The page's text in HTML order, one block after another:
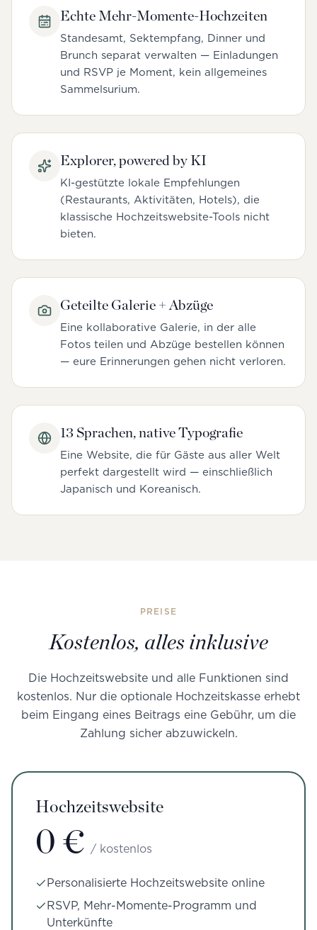
Echte Mehr-Momente-Hochzeiten
Standesamt, Sektempfang, Dinner und
Brunch separat verwalten — Einladungen
und RSVP je Moment, kein allgemeines
Sammelsurium.
Explorer, powered by KI
KI-gestützte lokale Empfehlungen
(Restaurants, Aktivitäten, Hotels), die
klassische Hochzeitswebsite-Tools nicht
bieten.
Geteilte Galerie + Abzüge
Eine kollaborative Galerie, in der alle
Fotos teilen und Abzüge bestellen können
— eure Erinnerungen gehen nicht verloren.
13 Sprachen, native Typografie
Eine Website, die für Gäste aus aller Welt
perfekt dargestellt wird — einschließlich
Japanisch und Koreanisch.
PREISE
Kostenlos, alles inklusive
Die Hochzeitswebsite und alle Funktionen sind
kostenlos. Nur die optionale Hochzeitskasse erhebt
beim Eingang eines Beitrags eine Gebühr, um die
Zahlung sicher abzuwickeln.
Hochzeitswebsite
0 € / kostenlos
Personalisierte Hochzeitswebsite online
RSVP, Mehr-Momente-Programm und
Unterkünfte